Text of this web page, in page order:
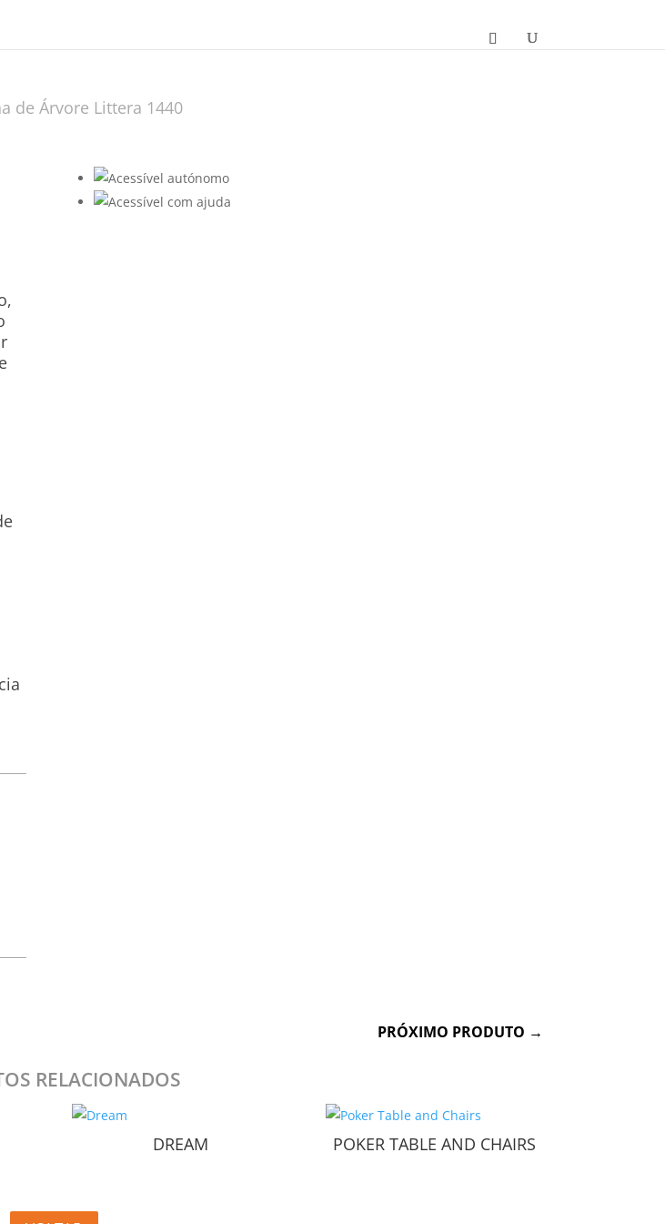
de Árvore Littera 1440
PRÓXIMO PRODUTO →
RELACIONADOS
DREAM POKER TABLE AND CHAIRS